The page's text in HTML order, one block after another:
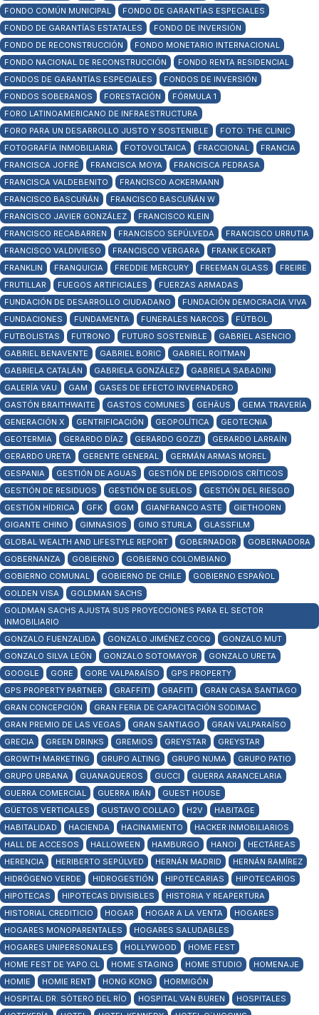
FONDO COMÚN MUNICIPAL
FONDO DE GARANTÍAS ESPECIALES
FONDO DE GARANTÍAS ESTATALES
FONDO DE INVERSIÓN
FONDO DE RECONSTRUCCIÓN
FONDO MONETARIO INTERNACIONAL
FONDO NACIONAL DE RECONSTRUCCIÓN
FONDO RENTA RESIDENCIAL
FONDOS DE GARANTÍAS ESPECIALES
FONDOS DE INVERSIÓN
FONDOS SOBERANOS
FORESTACIÓN
FÓRMULA 1
FORO LATINOAMERICANO DE INFRAESTRUCTURA
FORO PARA UN DESARROLLO JUSTO Y SOSTENIBLE
FOTO: THE CLINIC
FOTOGRAFÍA INMOBILIARIA
FOTOVOLTAICA FRACCIONAL
FRANCIA
FRANCISCA JOFRÉ
FRANCISCA MOYA
FRANCISCA PEDRASA
FRANCISCA VALDEBENITO
FRANCISCO ACKERMANN
FRANCISCO BASCUÑÁN
FRANCISCO BASCUÑÁN W
FRANCISCO JAVIER GONZÁLEZ
FRANCISCO KLEIN
FRANCISCO RECABARREN
FRANCISCO SEPÚLVEDA
FRANCISCO URRUTIA
FRANCISCO VALDIVIESO
FRANCISCO VERGARA
FRANK ECKART
FRANKLIN
FRANQUICIA FREDDIE MERCURY FREEMAN GLASS
FREIRE
FRUTILLAR
FUEGOS ARTIFICIALES
FUERZAS ARMADAS
FUNDACIÓN DE DESARROLLO CIUDADANO
FUNDACIÓN DEMOCRACIA VIVA
FUNDACIONES
FUNDAMENTA FUNERALES NARCOS
FÚTBOL
FUTBOLISTAS
FUTRONO FUTURO SOSTENIBLE
GABRIEL ASENCIO
GABRIEL BENAVENTE
GABRIEL BORIC
GABRIEL ROITMAN
GABRIELA CATALÁN
GABRIELA GONZÁLEZ
GABRIELA SABADINI
GALERÍA VAU
GAM
GASES DE EFECTO INVERNADERO
GASTÓN BRAITHWAITE
GASTOS COMUNES GEHÄUS
GEMA TRAVERÍA
GENERACIÓN X
GENTRIFICACIÓN GEOPOLÍTICA
GEOTECNIA
GEOTERMIA
GERARDO DÍAZ GERARDO GOZZI
GERARDO LARRAÍN
GERARDO URETA
GERENTE GENERAL
GERMÁN ARMAS MOREL
GESPANIA
GESTIÓN DE AGUAS
GESTIÓN DE EPISODIOS CRÍTICOS
GESTIÓN DE RESIDUOS
GESTIÓN DE SUELOS
GESTIÓN DEL RIESGO
GESTIÓN HÍDRICA
GFK GGM GIANFRANCO ASTE
GIETHOORN
GIGANTE CHINO
GIMNASIOS GINO STURLA
GLASSFILM
GLOBAL WEALTH AND LIFESTYLE REPORT
GOBERNADOR
GOBERNADORA
GOBERNANZA
GOBIERNO
GOBIERNO COLOMBIANO
GOBIERNO COMUNAL
GOBIERNO DE CHILE
GOBIERNO ESPAÑOL
GOLDEN VISA
GOLDMAN SACHS
GOLDMAN SACHS AJUSTA SUS PROYECCIONES PARA EL SECTOR
INMOBILIARIO
GONZALO FUENZALIDA
GONZALO JIMÉNEZ COCQ
GONZALO MUT
GONZALO SILVA LEÓN
GONZALO SOTOMAYOR
GONZALO URETA
GOOGLE
GORE GORE VALPARAÍSO
GPS PROPERTY
GPS PROPERTY PARTNER
GRAFFITI GRAFITI
GRAN CASA SANTIAGO
GRAN CONCEPCIÓN
GRAN FERIA DE CAPACITACIÓN SODIMAC
GRAN PREMIO DE LAS VEGAS
GRAN SANTIAGO
GRAN VALPARAÍSO
GRECIA
GREEN DRINKS GREMIOS GREYSTAR
GREYSTAR
GROWTH MARKETING
GRUPO ALTING GRUPO NUMA
GRUPO PATIO
GRUPO URBANA
GUANAQUEROS GUCCI
GUERRA ARANCELARIA
GUERRA COMERCIAL
GUERRA IRÁN
GUEST HOUSE
GÜETOS VERTICALES
GUSTAVO COLLAO H2V
HABITAGE
HABITALIDAD
HACIENDA HACINAMIENTO
HACKER INMOBILIARIOS
HALL DE ACCESOS
HALLOWEEN HAMBURGO HANOI
HECTÁREAS
HERENCIA
HERIBERTO SEPÚLVED HERNÁN MADRID
HERNÁN RAMÍREZ
HIDRÓGENO VERDE
HIDROGESTIÓN HIPOTECARIAS
HIPOTECARIOS
HIPOTECAS
HIPOTECAS DIVISIBLES
HISTORIA Y REAPERTURA
HISTORIAL CREDITICIO
HOGAR HOGAR A LA VENTA
HOGARES
HOGARES MONOPARENTALES
HOGARES SALUDABLES
HOGARES UNIPERSONALES
HOLLYWOOD
HOME FEST
HOME FEST DE YAPO.CL
HOME STAGING HOME STUDIO
HOMENAJE
HOMIE
HOMIE RENT HONG KONG
HORMIGÓN
HOSPITAL DR. SÓTERO DEL RÍO
HOSPITAL VAN BUREN
HOSPITALES